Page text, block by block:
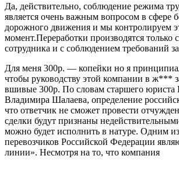
Да, действительно, соблюдение режима
является очень важным вопросом в сфере
дорожного движения и мы контролируем
момент.Переработки производятся только
сотрудника и с соблюдением требований
Для меня 300р. — копейки но я
чтобы руководству этой компании в ж***
вшивые 300р. По словам старшего юриста
Владимира Шалаева, определение
что ответчик не сможет провести
сделки будут признаны
можно будет исполнить в натуре. Одним
перевозчиков Российской Федерации
линии». Несмотря на то, что компания